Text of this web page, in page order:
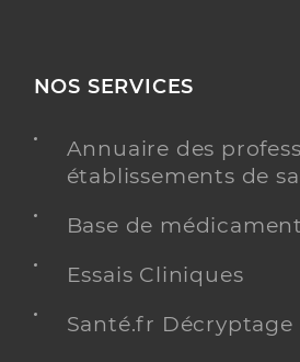
NOS SERVICES
Annuaire des
établissements de
Base de
Essais Cliniques
Santé.fr Décryptage